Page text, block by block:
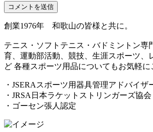
創業1976年 和歌山の皆様と共に。
テニス・ソフトテニス・バドミントン専
育、運動部活動、競技、生涯スポーツ、
ど 各種スポーツ用品についてもお気軽に
・JSERAスポーツ用器具管理アドバイザ
・JRSA日本ラケットストリンガーズ協
・ゴーセン張人認定